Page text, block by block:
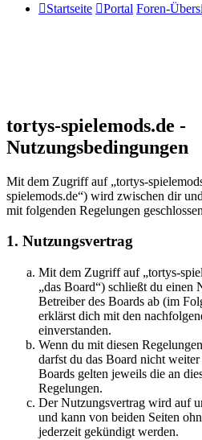
Startseite Portal Foren-
tortys-spielemods.de -
Nutzungsbedingungen
Mit dem Zugriff auf „tortys-
spielemods.de“) wird zwischen dir
mit folgenden Regelungen
1. Nutzungsvertrag
Mit dem Zugriff auf „tortys-
„das Board“) schließt du einen
Betreiber des Boards ab (im
erklärst dich mit den
einverstanden.
Wenn du mit diesen
darfst du das Board nicht
Boards gelten jeweils die an
Regelungen.
Der Nutzungsvertrag wird auf
und kann von beiden Seiten
jederzeit gekündigt werden.